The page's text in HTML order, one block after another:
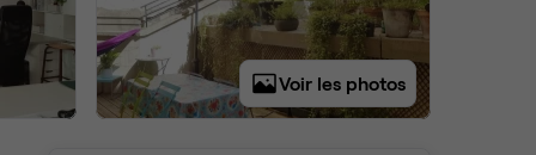
Voir les photos